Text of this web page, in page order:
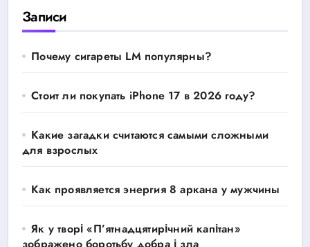
Записи
Почему сигареты LM популярны?
Стоит ли покупать iPhone 17 в 2026 году?
Какие загадки считаются самыми сложными
для взрослых
Как проявляется энергия 8 аркана у мужчины
Як у творі «П’ятнадцятирічний капітан»